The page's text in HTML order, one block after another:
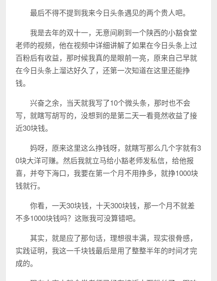
最后不得不提到我来今日头条遇见的两个贵人吧。
我是去年的双十一，无意间刷到一个陕西的小豁食堂
老师的视频，他在视频中详细讲解了如果在今日头条上过
百粉后有收益，那时候我真的是眼前一亮，原来自己早就
在今日头条上溜达好久了，还第一次知道在这里还能挣
钱。
兴奋之余，当天就我写了10个微头条，那时也不会
写，就瞎写胡写的，没想到的是第二天一看竟然收益了接
近30块钱。
妈呀，原来这里这么挣钱呀，就瞎写那么几个字就有3
0块大洋可赚。然后我就立马给小豁老师发私信，给他报
喜，并夸下海口，我要在第一个月不用挣多，就挣1000块
钱就行。
你看，一天30块钱，十天300块钱，那一个月不就差
不多1000块钱吗？这账我可没算错吧。
其实，就是应了那句话，理想很丰满，现实很骨感，
实践证明，我这一千块钱最后是用了整整半年的时间才完
成的。